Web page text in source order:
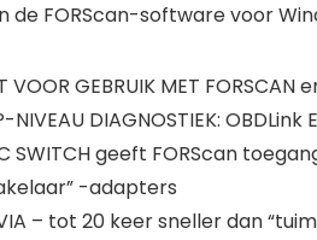
de FORScan-software voor
VOOR GEBRUIK MET
NIVEAU DIAGNOSTIEK:
SWITCH geeft FORScan
-adapters
VIA – tot 20 keer sneller dan